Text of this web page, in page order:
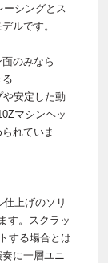
ーシングとス
ルです。
のみなら
安定した動
マシンヘッ
れていま
上げのソリ
す。スクラッ
する場合とは
に一層ユニ